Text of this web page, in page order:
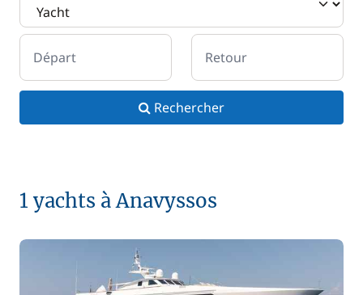
Départ Retour
Rechercher
1 yachts à Anavyssos